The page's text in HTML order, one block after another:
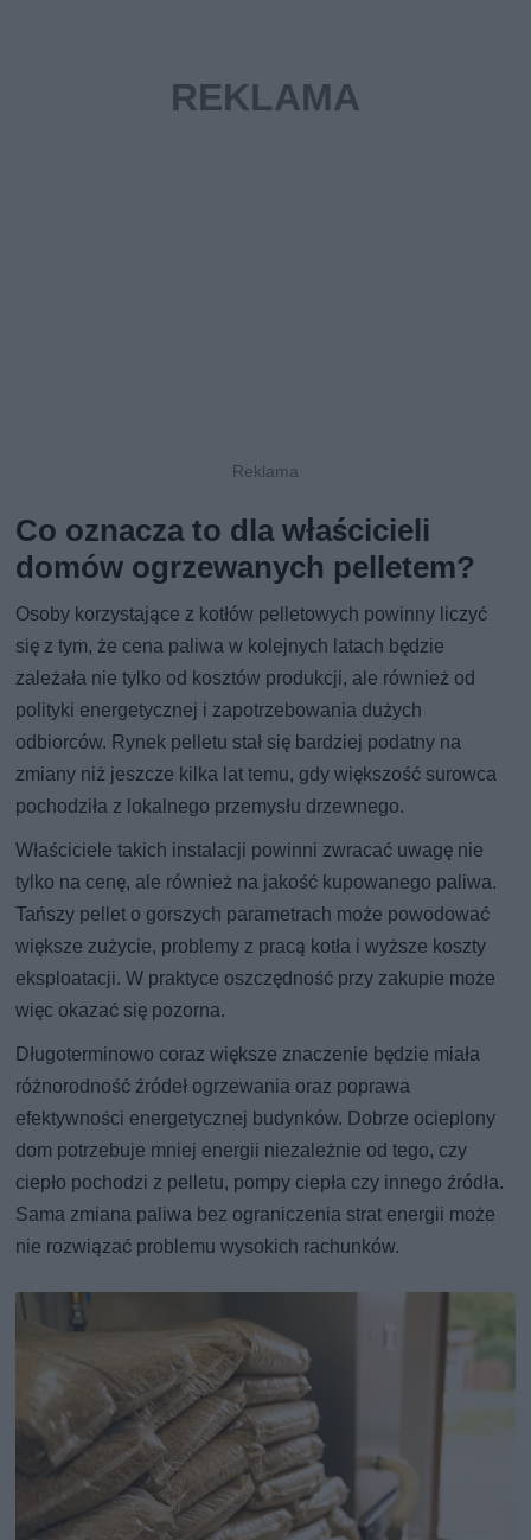
Co oznacza to dla właścicieli
domów ogrzewanych pelletem?
Osoby korzystające z kotłów pelletowych powinny liczyć
się z tym, że cena paliwa w kolejnych latach będzie
zależała nie tylko od kosztów produkcji, ale również od
polityki energetycznej i zapotrzebowania dużych
odbiorców. Rynek pelletu stał się bardziej podatny na
zmiany niż jeszcze kilka lat temu, gdy większość surowca
pochodziła z lokalnego przemysłu drzewnego.
Właściciele takich instalacji powinni zwracać uwagę nie
tylko na cenę, ale również na jakość kupowanego paliwa.
Tańszy pellet o gorszych parametrach może powodować
większe zużycie, problemy z pracą kotła i wyższe koszty
eksploatacji. W praktyce oszczędność przy zakupie może
więc okazać się pozorna.
Długoterminowo coraz większe znaczenie będzie miała
różnorodność źródeł ogrzewania oraz poprawa
efektywności energetycznej budynków. Dobrze ocieplony
dom potrzebuje mniej energii niezależnie od tego, czy
ciepło pochodzi z pelletu, pompy ciepła czy innego źródła.
Sama zmiana paliwa bez ograniczenia strat energii może
nie rozwiązać problemu wysokich rachunków.